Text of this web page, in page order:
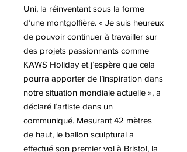
Uni, la réinventant sous la forme
d’une montgolfière. « Je suis heureux
de pouvoir continuer à travailler sur
des projets passionnants comme
KAWS Holiday et j’espère que cela
pourra apporter de l’inspiration dans
notre situation mondiale actuelle », a
déclaré l’artiste dans un
communiqué. Mesurant 42 mètres
de haut, le ballon sculptural a
effectué son premier vol à Bristol, la